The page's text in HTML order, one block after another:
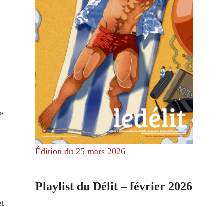
Édition du 25 mars 2026
Playlist du Délit – février 2026